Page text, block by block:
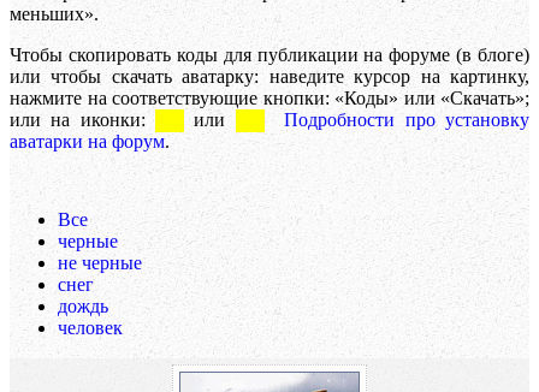
меньших».
Чтобы скопировать коды для публикации на форуме (в блоге)
или чтобы скачать аватарку: наведите курсор на картинку,
нажмите на соответствующие кнопки: «Коды» или «Скачать»;
или на иконки:
или
Подробности про установку
аватарки на форум.
Все
черные
не черные
снег
дождь
человек